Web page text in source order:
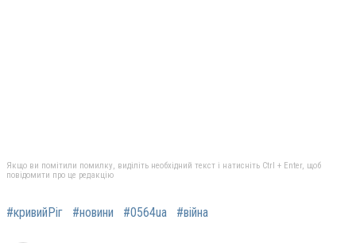
Якщо ви помітили помилку, виділіть необхідний текст і натисніть Ctrl + Enter, щоб
повідомити про це редакцію
#кривийРіг #новини #0564ua #війна